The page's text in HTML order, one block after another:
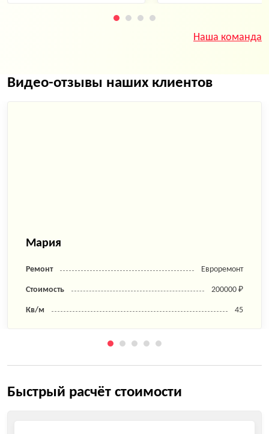
Наша команда
Видео-отзывы наших клиентов
Мария
Ремонт Евроремонт
Стоимость 200000 ₽
Кв/м 45
Быстрый расчёт стоимости